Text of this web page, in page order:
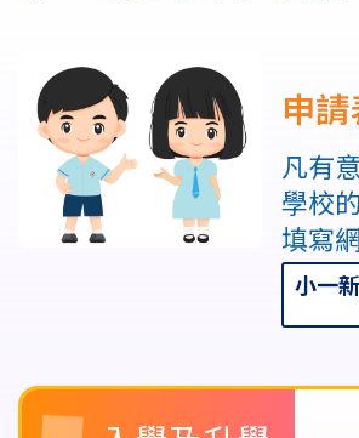
申請
凡有
學校
填寫
小一
Main